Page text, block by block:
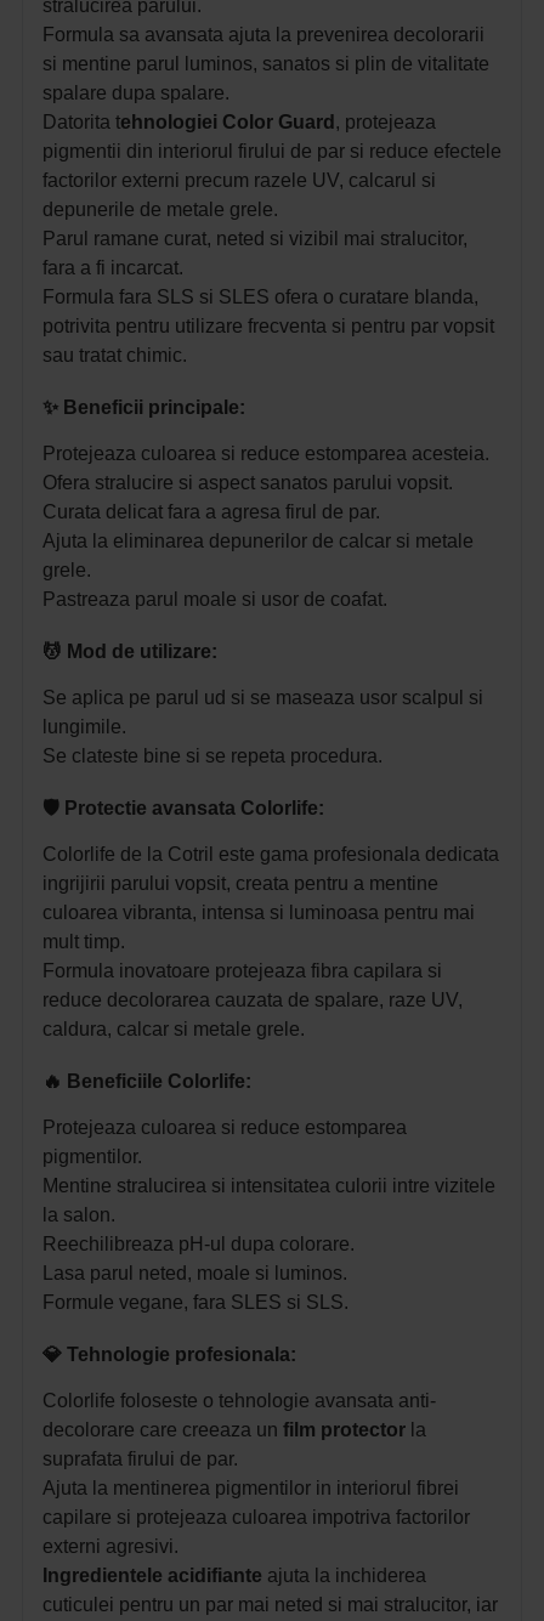
stralucirea parului.
Formula sa avansata ajuta la prevenirea decolorarii
si mentine parul luminos, sanatos si plin de vitalitate
spalare dupa spalare.
Datorita tehnologiei Color Guard , protejeaza
pigmentii din interiorul firului de par si reduce efectele
factorilor externi precum razele UV, calcarul si
depunerile de metale grele.
Parul ramane curat, neted si vizibil mai stralucitor,
fara a fi incarcat.
Formula fara SLS si SLES ofera o curatare blanda,
potrivita pentru utilizare frecventa si pentru par vopsit
sau tratat chimic.
✨ Beneficii principale:
Protejeaza culoarea si reduce estomparea acesteia.
Ofera stralucire si aspect sanatos parului vopsit.
Curata delicat fara a agresa firul de par.
Ajuta la eliminarea depunerilor de calcar si metale
grele.
Pastreaza parul moale si usor de coafat.
💆 Mod de utilizare:
Se aplica pe parul ud si se maseaza usor scalpul si
lungimile.
Se clateste bine si se repeta procedura.
🛡️ Protectie avansata Colorlife:
Colorlife de la Cotril este gama profesionala dedicata
ingrijirii parului vopsit, creata pentru a mentine
culoarea vibranta, intensa si luminoasa pentru mai
mult timp.
Formula inovatoare protejeaza fibra capilara si
reduce decolorarea cauzata de spalare, raze UV,
caldura, calcar si metale grele.
🔥 Beneficiile Colorlife:
Protejeaza culoarea si reduce estomparea
pigmentilor.
Mentine stralucirea si intensitatea culorii intre vizitele
la salon.
Reechilibreaza pH-ul dupa colorare.
Lasa parul neted, moale si luminos.
Formule vegane, fara SLES si SLS.
💎 Tehnologie profesionala:
Colorlife foloseste o tehnologie avansata anti-
decolorare care creeaza un film protector la
suprafata firului de par.
Ajuta la mentinerea pigmentilor in interiorul fibrei
capilare si protejeaza culoarea impotriva factorilor
externi agresivi.
Ingredientele acidifiante ajuta la inchiderea
cuticulei pentru un par mai neted si mai stralucitor, iar